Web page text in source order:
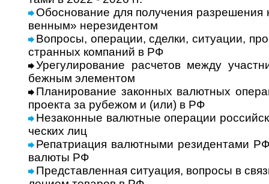
Обоснование для получения разрешения
вен­ным» нере­зи­ден­том
Вопросы, операции, сделки, ситуации,
ст­ран­ных ком­па­ний в РФ
Урегулирование расчетов между
беж­ным эле­мен­том
Планирование законных валютных
про­екта за рубе­жом и (или) в РФ
Незаконные валютные операции
чес­ких лиц
Репатриация валютными резидентами
валюты РФ
Представленная ситуация, вопросы в